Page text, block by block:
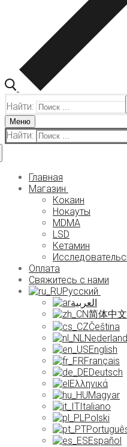
Найти:
Меню
Найти:
Главная
Магазин
Кокаин
Нокауты
MDMA
LSD
Кетамин
Оплата
Свяжитесь с нами
Русский
العربية
简体中文
Čeština
English
Français
Deutsch
Ελληνικά
Magyar
Italiano
Polski
Español